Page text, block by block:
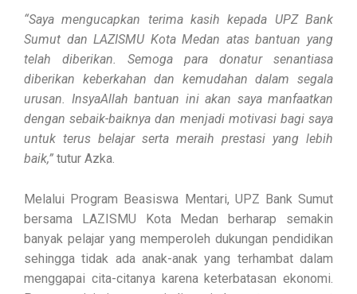
“Saya mengucapkan terima kasih kepada UPZ Bank
Sumut dan LAZISMU Kota Medan atas bantuan yang
telah diberikan. Semoga para donatur senantiasa
diberikan keberkahan dan kemudahan dalam segala
urusan. InsyaAllah bantuan ini akan saya manfaatkan
dengan sebaik-baiknya dan menjadi motivasi bagi saya
untuk terus belajar serta meraih prestasi yang lebih
baik,” tutur Azka.
Melalui Program Beasiswa Mentari, UPZ Bank Sumut
bersama LAZISMU Kota Medan berharap semakin
banyak pelajar yang memperoleh dukungan pendidikan
sehingga tidak ada anak-anak yang terhambat dalam
menggapai cita-citanya karena keterbatasan ekonomi.